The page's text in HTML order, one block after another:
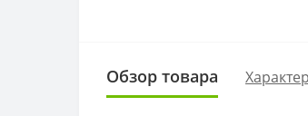
Обзор товара